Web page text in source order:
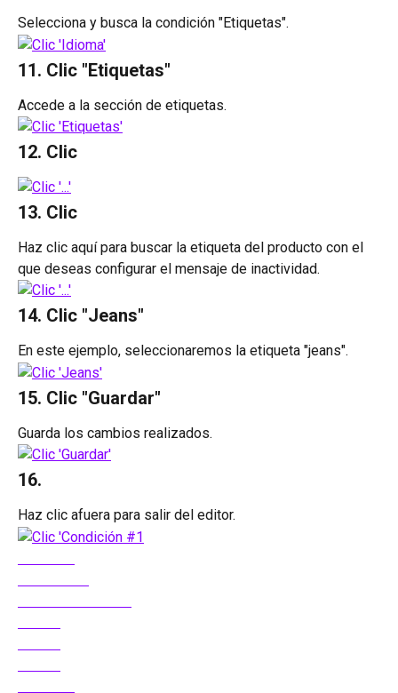
Selecciona y busca la condición "Etiquetas".
11. Clic "Etiquetas"
Accede a la sección de etiquetas.
12. Clic
13. Clic
Haz clic aquí para buscar la etiqueta del producto con el
que deseas configurar el mensaje de inactividad.
14. Clic "Jeans"
En este ejemplo, seleccionaremos la etiqueta "jeans".
15. Clic "Guardar"
Guarda los cambios realizados.
16.
Haz clic afuera para salir del editor.